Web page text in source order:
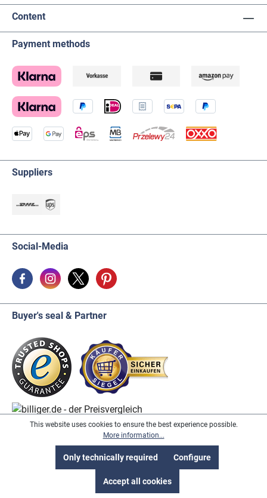
Content
Payment methods
Suppliers
Social-Media
Buyer's seal & Partner
* All prices incl. VAT excl. Shipping and handling fees, unless otherwise
This website uses cookies to ensure the best experience possible.
More information...
Only technically required Configure
Accept all cookies